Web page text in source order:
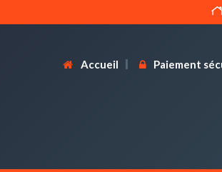
Accueil Paiement